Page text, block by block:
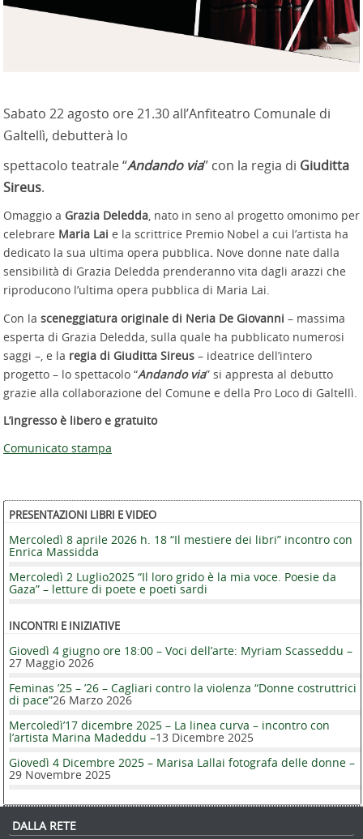
Sabato 22 agosto ore 21.30 all’Anfiteatro Comunale di
Galtellì, debutterà lo
spettacolo teatrale “Andando via” con la regia di Giuditta
Sireus.
Omaggio a Grazia Deledda, nato in seno al progetto omonimo per
celebrare Maria Lai e la scrittrice Premio Nobel a cui l’artista ha
dedicato la sua ultima opera pubblica. Nove donne nate dalla
sensibilità di Grazia Deledda prenderanno vita dagli arazzi che
riproducono l’ultima opera pubblica di Maria Lai.
Con la sceneggiatura originale di Neria De Giovanni – massima
esperta di Grazia Deledda, sulla quale ha pubblicato numerosi
saggi –, e la regia di Giuditta Sireus – ideatrice dell’intero
progetto – lo spettacolo “Andando via” si appresta al debutto
grazie alla collaborazione del Comune e della Pro Loco di Galtellì.
L’ingresso è libero e gratuito
Comunicato stampa
PRESENTAZIONI LIBRI E VIDEO
Mercoledì 8 aprile 2026 h. 18 “Il mestiere dei libri” incontro con
Enrica Massidda
Mercoledì 2 Luglio2025 “Il loro grido è la mia voce. Poesie da
Gaza” – letture di poete e poeti sardi
INCONTRI E INIZIATIVE
Giovedì 4 giugno ore 18:00 – Voci dell’arte: Myriam Scasseddu –
27 Maggio 2026
Feminas ’25 – ’26 – Cagliari contro la violenza “Donne costruttrici
di pace”26 Marzo 2026
Mercoledì’17 dicembre 2025 – La linea curva – incontro con
l’artista Marina Madeddu –13 Dicembre 2025
Giovedì 4 Dicembre 2025 – Marisa Lallai fotografa delle donne –
29 Novembre 2025
DALLA RETE